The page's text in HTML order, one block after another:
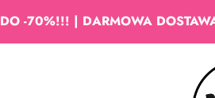
-70%!!! | DARMOWA